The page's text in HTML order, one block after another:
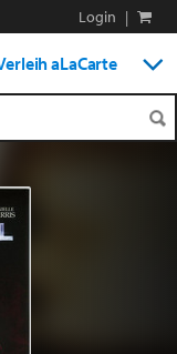
Login |
aLaCarte